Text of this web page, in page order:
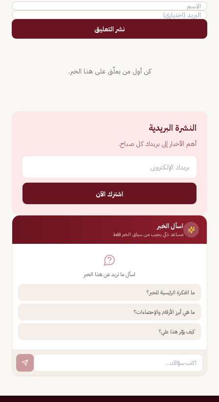
نشر التعليق
كن أول من يعلّق على هذا الخبر.
النشرة البريدية
أهم الأخبار إلى بريدك كل صباح.
اشترك الآن
اسأل الخبر
مساعد ذكي يجيب من سياق الخبر فقط
اسأل ما تريد عن هذا الخبر
ما الفكرة الرئيسية للخبر؟
ما هي أبرز الأرقام والإحصاءات؟
كيف يؤثر هذا علي؟